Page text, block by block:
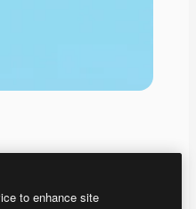
to enhance site